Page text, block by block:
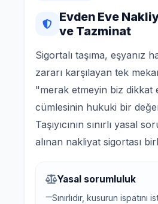
Evden Eve
ve Tazminat
Sigortalı taşıma, eşyanız
zararı karşılayan tek
"merak etmeyin biz dikkat
cümlesinin hukuki bir
Taşıyıcının sınırlı yasal
alınan nakliyat sigortası
Yasal sorumluluk
Sınırlıdır, kusurun ispatını